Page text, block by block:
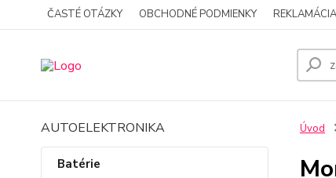
ČASTÉ OTÁZKY OBCHODNÉ PODMIENKY
AUTOELEKTRONIKA
Batérie
Úvod